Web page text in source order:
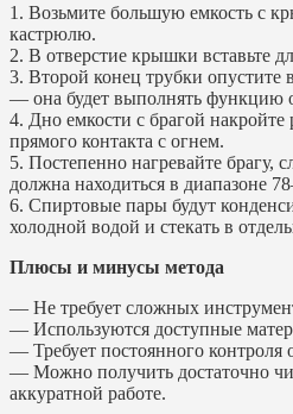
1. Возьмите большую емкость с
кастрюлю.
2. В отверстие крышки вставьте
3. Второй конец трубки опустите
— она будет выполнять функцию
4. Дно емкости с брагой
прямого контакта с огнем.
5. Постепенно нагревайте брагу,
должна находиться в диапазоне
6. Спиртовые пары будут
холодной водой и стекать в
Плюсы и минусы метода
— Не требует сложных
— Используются доступные
— Требует постоянного контроля
— Можно получить достаточно
аккуратной работе.